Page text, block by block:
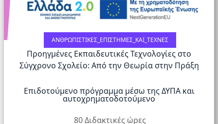
ΑΝΘΡΩΠΙΣΤΙΚΈΣ_ΕΠΙΣΤΉΜΕΣ_ΚΑΙ_ΤΈΧΝΕΣ
Προηγμένες Εκπαιδευτικές Τεχνολογίες στο
Σύγχρονο Σχολείο: Από την Θεωρία στην Πράξη
Επιδοτούμενο πρόγραμμα μέσω της ΔΥΠΑ και
αυτοχρηματοδοτούμενο
80 Διδακτικές ώρες